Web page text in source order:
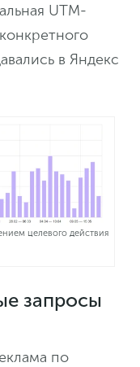
UTM-
в Яндекс
целевого действия
запросы
по